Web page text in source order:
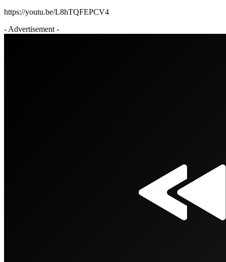
https://youtu.be/L8hTQFEPCV4
- Advertisement -